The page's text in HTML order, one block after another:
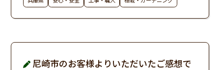
尼崎市のお客様よりいただいたご感想で